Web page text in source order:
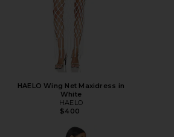
HAELO Wing Net Maxidress in
White
HAELO
$400